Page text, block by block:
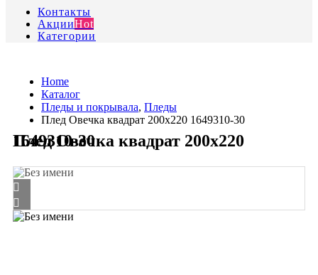
Контакты
АкцииHot
Категории
Home
Каталог
Пледы и покрывала, Пледы
Плед Овечка квадрат 200х220 1649310-30
Плед Овечка квадрат 200х220 1649310-30